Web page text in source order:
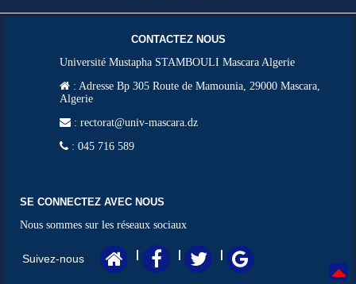
CONTACTEZ NOUS
Université Mustapha STAMBOULI Mascara Algerie
: Adresse Bp 305 Route de Mamounia, 29000 Mascara,
Algerie
: rectorat@univ-mascara.dz
: 045 716 589
SE CONNECTEZ AVEC NOUS
Nous sommes sur les réseaux sociaux
Suivez-nous | | |